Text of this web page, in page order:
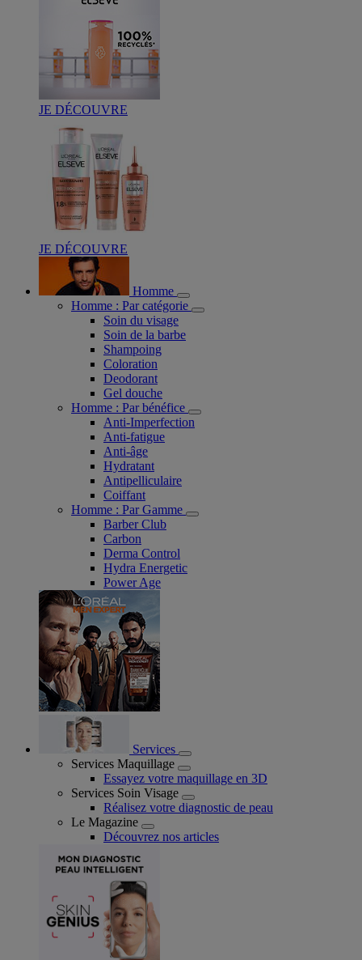
JE DÉCOUVRE
JE DÉCOUVRE
Homme
Homme : Par catégorie
Soin du visage
Soin de la barbe
Shampoing
Coloration
Deodorant
Gel douche
Homme : Par bénéfice
Anti-Imperfection
Anti-fatigue
Anti-âge
Hydratant
Antipelliculaire
Coiffant
Homme : Par Gamme
Barber Club
Carbon
Derma Control
Hydra Energetic
Power Age
Services
Services Maquillage
Essayez votre maquillage en 3D
Services Soin Visage
Réalisez votre diagnostic de peau
Le Magazine
Découvrez nos articles